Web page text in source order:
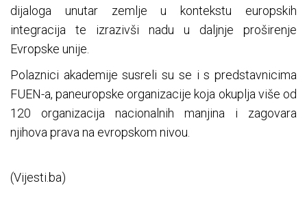
dijaloga unutar zemlje u kontekstu europskih
integracija te izrazivši nadu u daljnje proširenje
Evropske unije.
Polaznici akademije susreli su se i s predstavnicima
FUEN-a, paneuropske organizacije koja okuplja više od
120 organizacija nacionalnih manjina i zagovara
njihova prava na evropskom nivou.
(Vijesti.ba)